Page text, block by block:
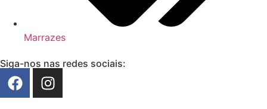
Marrazes
Siga-nos nas redes sociais: